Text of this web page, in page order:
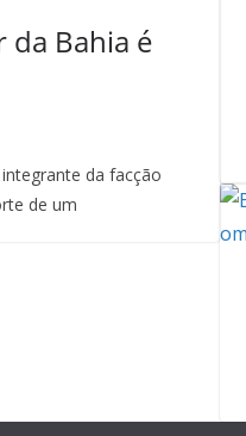
da Bahia é
da facção
de um